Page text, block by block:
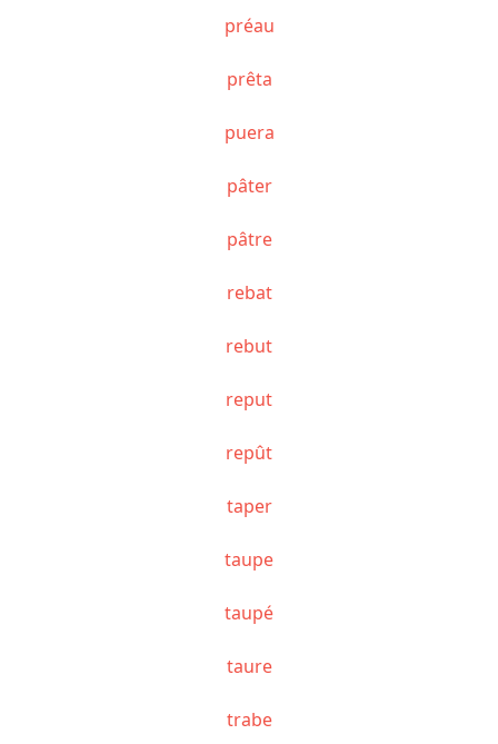
préau
prêta
puera
pâter
pâtre
rebat
rebut
reput
repût
taper
taupe
taupé
taure
trabe